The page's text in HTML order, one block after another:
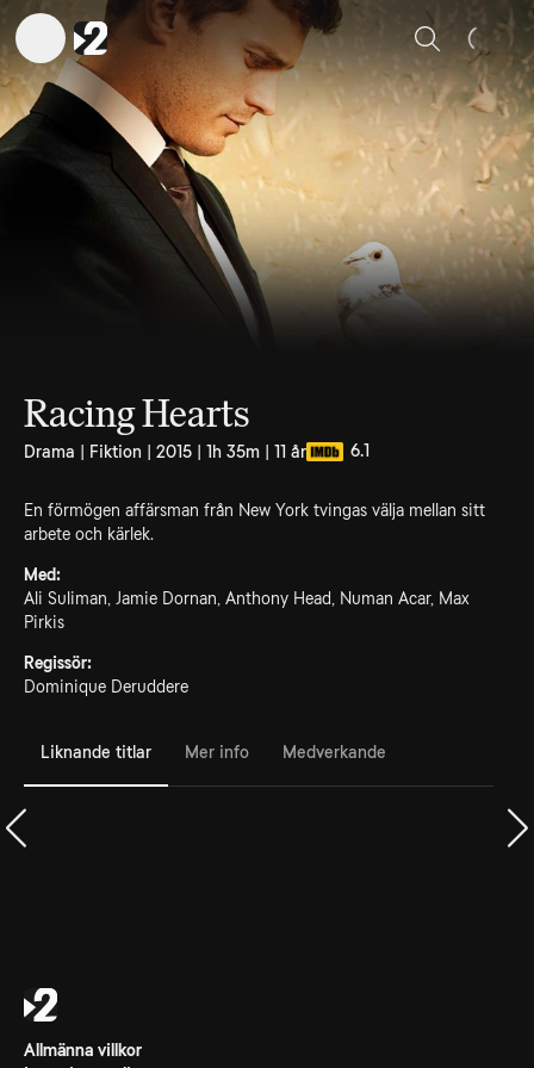
Sök
Racing Hearts
Drama | Fiktion | 2015 | 1h 35m | 11 år 6.1
En förmögen affärsman från New York tvingas välja mellan sitt
arbete och kärlek.
Med:
Ali Suliman, Jamie Dornan, Anthony Head, Numan Acar, Max
Pirkis
Regissör:
Dominique Deruddere
Liknande titlar Mer info Medverkande
Allmänna villkor